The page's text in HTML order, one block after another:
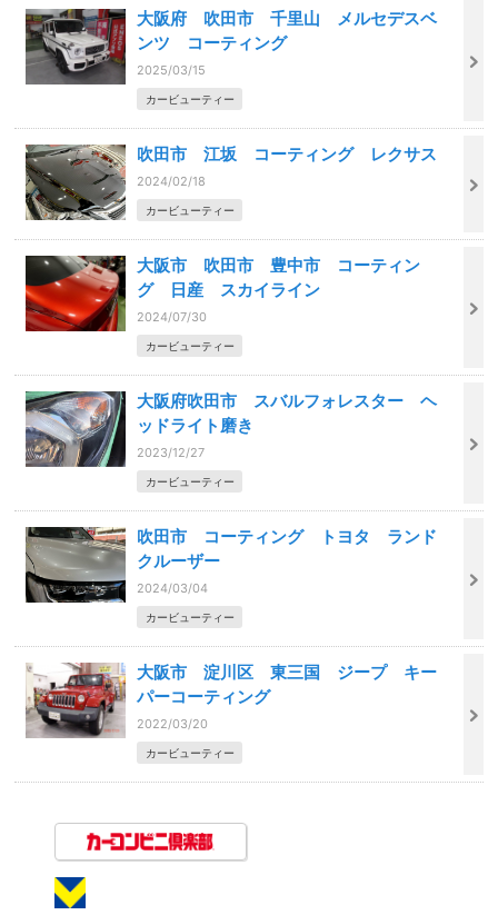
大阪府 吹田市 千里山 メルセデスベ
ンツ コーティング
2025/03/15
カービューティー
吹田市 江坂 コーティング レクサス
2024/02/18
カービューティー
大阪市 吹田市 豊中市 コーティン
グ 日産 スカイライン
2024/07/30
カービューティー
大阪府吹田市 スバルフォレスター ヘ
ッドライト磨き
2023/12/27
カービューティー
吹田市 コーティング トヨタ ランド
クルーザー
2024/03/04
カービューティー
大阪市 淀川区 東三国 ジープ キー
パーコーティング
2022/03/20
カービューティー